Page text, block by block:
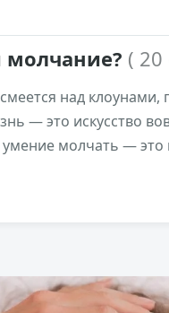
( 20
над клоунами,
— это искусство
умение молчать —